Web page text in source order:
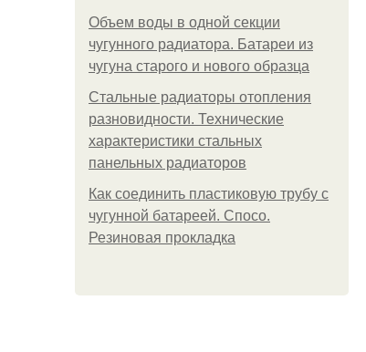
Объем воды в одной секции
чугунного радиатора. Батареи из
чугуна старого и нового образца
Стальные радиаторы отопления
разновидности. Технические
характеристики стальных
панельных радиаторов
Как соединить пластиковую трубу с
чугунной батареей. Спосо.
Резиновая прокладка